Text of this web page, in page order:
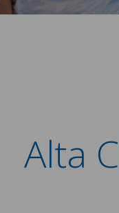
Alta